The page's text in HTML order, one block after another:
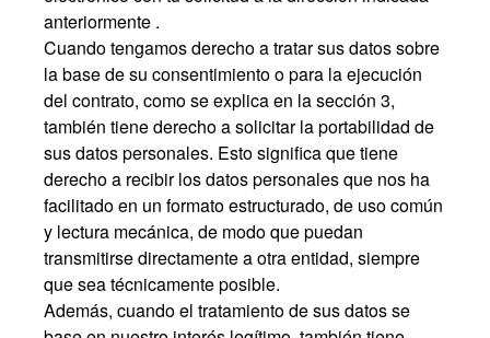
anteriormente .
Cuando tengamos derecho a tratar sus datos sobre
la base de su consentimiento o para la ejecución
del contrato, como se explica en la sección 3,
también tiene derecho a solicitar la portabilidad de
sus datos personales. Esto significa que tiene
derecho a recibir los datos personales que nos ha
facilitado en un formato estructurado, de uso común
y lectura mecánica, de modo que puedan
transmitirse directamente a otra entidad, siempre
que sea técnicamente posible.
Además, cuando el tratamiento de sus datos se